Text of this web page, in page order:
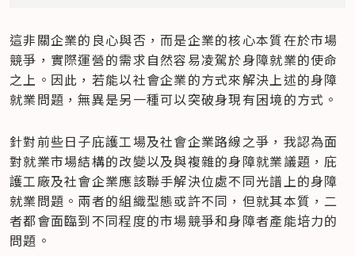
這非關企業的良心與否，而是企業的核心本質在於市場
競爭，實際運營的需求自然容易凌駕於身障就業的使命
之上。因此，若能以社會企業的方式來解決上述的身障
就業問題，無異是另一種可以突破身現有困境的方式。
針對前些日子庇護工場及社會企業路線之爭，我認為面
對就業市場結構的改變以及與複雜的身障就業議題，庇
護工廠及社會企業應該聯手解決位處不同光譜上的身障
就業問題。兩者的組織型態或許不同，但就其本質，二
者都會面臨到不同程度的市場競爭和身障者產能培力的
問題。